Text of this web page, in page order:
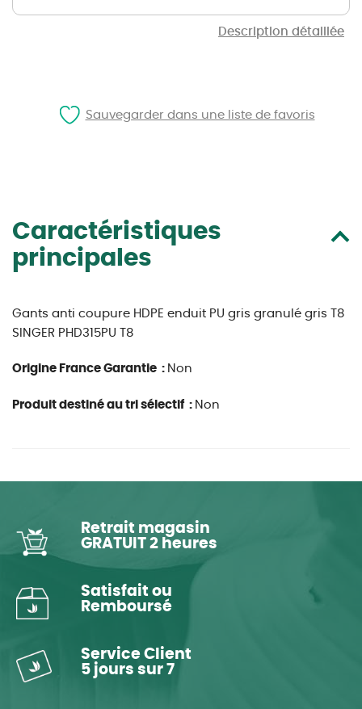
Description détaillée
Caractéristiques
principales
Gants anti coupure HDPE enduit PU gris granulé gris T8
SINGER PHD315PU T8
Origine France Garantie : Non
Produit destiné au tri sélectif : Non
Sauvegarder dans une liste de favoris
Retrait magasin
GRATUIT 2 heures
Satisfait ou
Remboursé
Service Client
5 jours sur 7